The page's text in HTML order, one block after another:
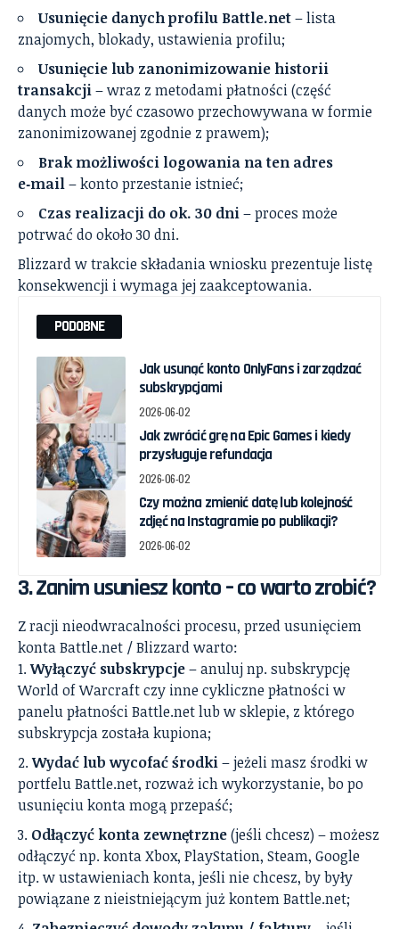
Usunięcie danych profilu Battle.net– lista
znajomych, blokady, ustawienia profilu;
Usunięcie lub zanonimizowanie historii
transakcji– wraz z metodami płatności (część
danych może być czasowo przechowywana w formie
zanonimizowanej zgodnie z prawem);
Brak możliwości logowania na ten adres
e‑mail– konto przestanie istnieć;
Czas realizacji do ok. 30 dni– proces może
potrwać do około 30 dni.
Blizzard w trakcie składania wniosku prezentuje listę
konsekwencji i wymaga jej zaakceptowania.
PODOBNE
Jak usunąć konto OnlyFans i zarządzać
subskrypcjami
2026-06-02
Jak zwrócić grę na Epic Games i kiedy
przysługuje refundacja
2026-06-02
Czy można zmienić datę lub kolejność
zdjęć na Instagramie po publikacji?
2026-06-02
3. Zanim usuniesz konto – co warto zrobić?
Z racji nieodwracalności procesu, przed usunięciem
konta Battle.net / Blizzard warto:
Wyłączyć subskrypcje– anuluj np. subskrypcję
World of Warcraft czy inne cykliczne płatności w
panelu płatności Battle.net lub w sklepie, z którego
subskrypcja została kupiona;
Wydać lub wycofać środki– jeżeli masz środki w
portfelu Battle.net, rozważ ich wykorzystanie, bo po
usunięciu konta mogą przepaść;
Odłączyć konta zewnętrzne(jeśli chcesz) – możesz
odłączyć np. konta Xbox, PlayStation, Steam, Google
itp. w ustawieniach konta, jeśli nie chcesz, by były
powiązane z nieistniejącym już kontem Battle.net;